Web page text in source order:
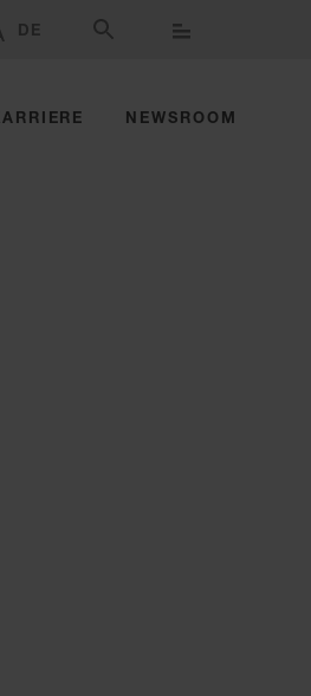
MARKE UND LAND AUS
DE SPRACHE WÄHLEN
SUCHE
NEWSROOM